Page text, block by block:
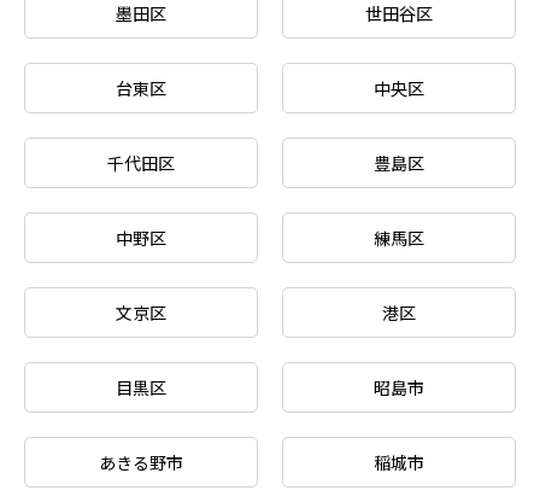
墨田区 世田谷区
台東区 中央区
千代田区 豊島区
中野区 練馬区
文京区 港区
目黒区 昭島市
あきる野市 稲城市